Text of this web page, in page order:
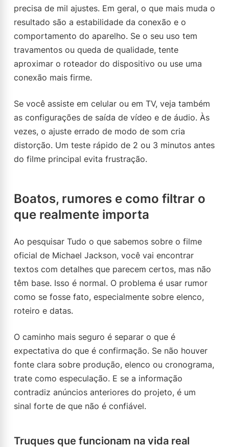
precisa de mil ajustes. Em geral, o que mais muda o
resultado são a estabilidade da conexão e o
comportamento do aparelho. Se o seu uso tem
travamentos ou queda de qualidade, tente
aproximar o roteador do dispositivo ou use uma
conexão mais firme.
Se você assiste em celular ou em TV, veja também
as configurações de saída de vídeo e de áudio. Às
vezes, o ajuste errado de modo de som cria
distorção. Um teste rápido de 2 ou 3 minutos antes
do filme principal evita frustração.
Boatos, rumores e como filtrar o
que realmente importa
Ao pesquisar Tudo o que sabemos sobre o filme
oficial de Michael Jackson, você vai encontrar
textos com detalhes que parecem certos, mas não
têm base. Isso é normal. O problema é usar rumor
como se fosse fato, especialmente sobre elenco,
roteiro e datas.
O caminho mais seguro é separar o que é
expectativa do que é confirmação. Se não houver
fonte clara sobre produção, elenco ou cronograma,
trate como especulação. E se a informação
contradiz anúncios anteriores do projeto, é um
sinal forte de que não é confiável.
Truques que funcionam na vida real